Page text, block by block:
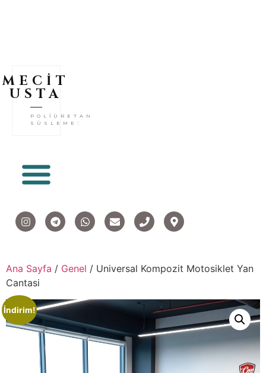
MECİT
USTA
POLİÜRETAN
SÜSL |
Ana Sayfa / Genel / Universal Kompozit Motosiklet Yan
Cantasi
İndirim!